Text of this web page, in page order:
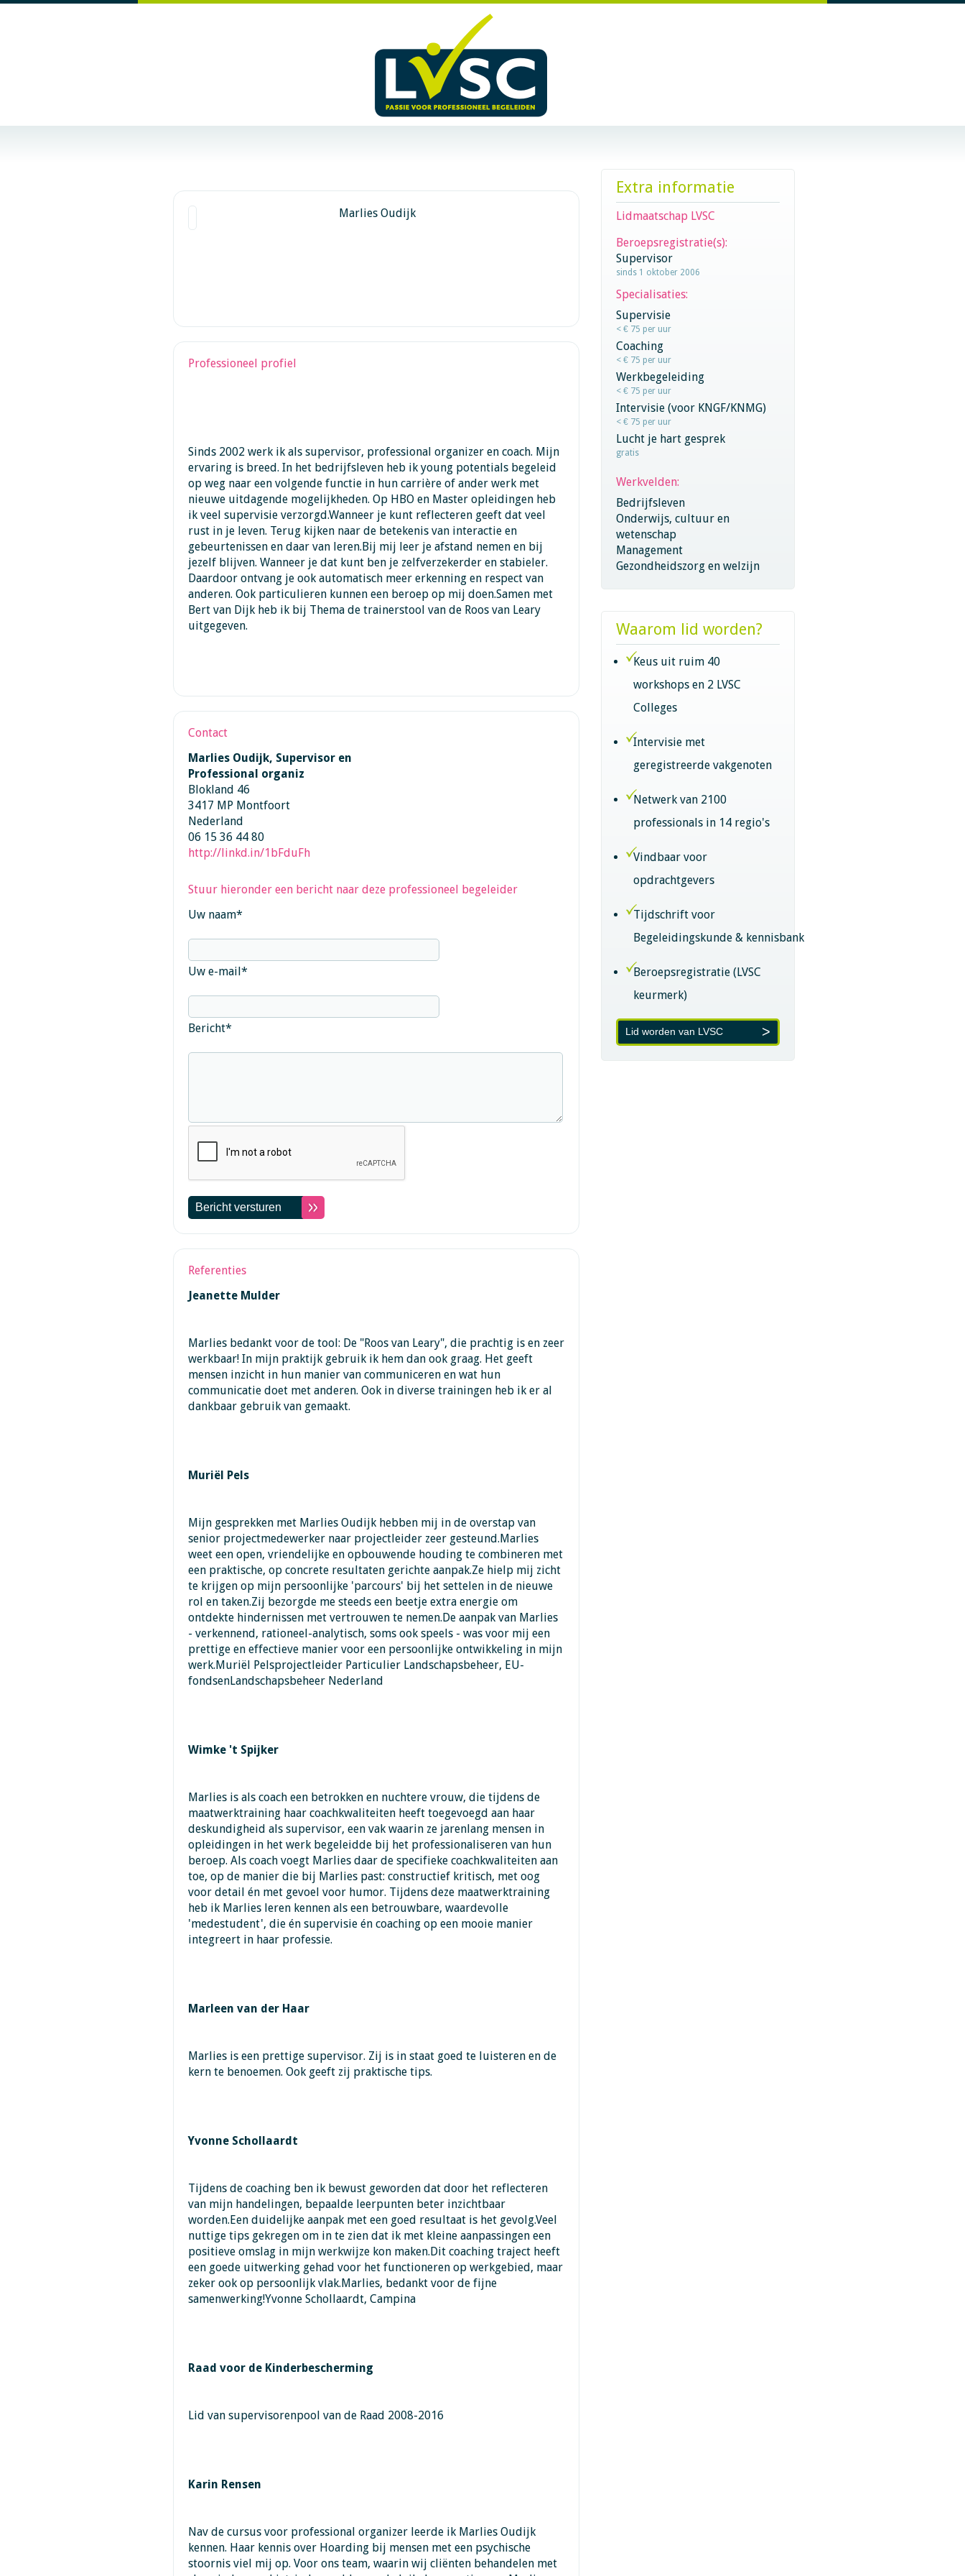
Marlies Oudijk
Professioneel profiel
Sinds 2002 werk ik als supervisor, professional organizer en coach. Mijn
ervaring is breed. In het bedrijfsleven heb ik young potentials begeleid
op weg naar een volgende functie in hun carrière of ander werk met
nieuwe uitdagende mogelijkheden. Op HBO en Master opleidingen heb
ik veel supervisie verzorgd.Wanneer je kunt reflecteren geeft dat veel
rust in je leven. Terug kijken naar de betekenis van interactie en
gebeurtenissen en daar van leren.Bij mij leer je afstand nemen en bij
jezelf blijven. Wanneer je dat kunt ben je zelfverzekerder en stabieler.
Daardoor ontvang je ook automatisch meer erkenning en respect van
anderen. Ook particulieren kunnen een beroep op mij doen.Samen met
Bert van Dijk heb ik bij Thema de trainerstool van de Roos van Leary
uitgegeven.
Contact
Marlies Oudijk, Supervisor en
Professional organiz
Blokland 46
3417 MP Montfoort
Nederland
06 15 36 44 80
http://linkd.in/1bFduFh
Stuur hieronder een bericht naar deze professioneel begeleider
Uw naam*
Uw e-mail*
Bericht*
Referenties
Jeanette Mulder
Marlies bedankt voor de tool: De "Roos van Leary", die prachtig is en zeer
werkbaar! In mijn praktijk gebruik ik hem dan ook graag. Het geeft
mensen inzicht in hun manier van communiceren en wat hun
communicatie doet met anderen. Ook in diverse trainingen heb ik er al
dankbaar gebruik van gemaakt.
Muriël Pels
Mijn gesprekken met Marlies Oudijk hebben mij in de overstap van
senior projectmedewerker naar projectleider zeer gesteund.Marlies
weet een open, vriendelijke en opbouwende houding te combineren met
een praktische, op concrete resultaten gerichte aanpak.Ze hielp mij zicht
te krijgen op mijn persoonlijke 'parcours' bij het settelen in de nieuwe
rol en taken.Zij bezorgde me steeds een beetje extra energie om
ontdekte hindernissen met vertrouwen te nemen.De aanpak van Marlies
- verkennend, rationeel-analytisch, soms ook speels - was voor mij een
prettige en effectieve manier voor een persoonlijke ontwikkeling in mijn
werk.Muriël Pelsprojectleider Particulier Landschapsbeheer, EU-
fondsenLandschapsbeheer Nederland
Wimke 't Spijker
Marlies is als coach een betrokken en nuchtere vrouw, die tijdens de
maatwerktraining haar coachkwaliteiten heeft toegevoegd aan haar
deskundigheid als supervisor, een vak waarin ze jarenlang mensen in
opleidingen in het werk begeleidde bij het professionaliseren van hun
beroep. Als coach voegt Marlies daar de specifieke coachkwaliteiten aan
toe, op de manier die bij Marlies past: constructief kritisch, met oog
voor detail én met gevoel voor humor. Tijdens deze maatwerktraining
heb ik Marlies leren kennen als een betrouwbare, waardevolle
'medestudent', die én supervisie én coaching op een mooie manier
integreert in haar professie.
Marleen van der Haar
Marlies is een prettige supervisor. Zij is in staat goed te luisteren en de
kern te benoemen. Ook geeft zij praktische tips.
Yvonne Schollaardt
Tijdens de coaching ben ik bewust geworden dat door het reflecteren
van mijn handelingen, bepaalde leerpunten beter inzichtbaar
worden.Een duidelijke aanpak met een goed resultaat is het gevolg.Veel
nuttige tips gekregen om in te zien dat ik met kleine aanpassingen een
positieve omslag in mijn werkwijze kon maken.Dit coaching traject heeft
een goede uitwerking gehad voor het functioneren op werkgebied, maar
zeker ook op persoonlijk vlak.Marlies, bedankt voor de fijne
samenwerking!Yvonne Schollaardt, Campina
Raad voor de Kinderbescherming
Lid van supervisorenpool van de Raad 2008-2016
Karin Rensen
Nav de cursus voor professional organizer leerde ik Marlies Oudijk
kennen. Haar kennis over Hoarding bij mensen met een psychische
stoornis viel mij op. Voor ons team, waarin wij cliënten behandelen met
Extra informatie
Lidmaatschap LVSC
Beroepsregistratie(s):
Supervisor
sinds 1 oktober 2006
Specialisaties:
Supervisie
< € 75 per uur
Coaching
< € 75 per uur
Werkbegeleiding
< € 75 per uur
Intervisie (voor KNGF/KNMG)
< € 75 per uur
Lucht je hart gesprek
gratis
Werkvelden:
Bedrijfsleven
Onderwijs, cultuur en
wetenschap
Management
Gezondheidszorg en welzijn
Waarom lid worden?
Keus uit ruim 40
workshops en 2 LVSC
Colleges
Intervisie met
geregistreerde vakgenoten
Netwerk van 2100
professionals in 14 regio's
Vindbaar voor
opdrachtgevers
Tijdschrift voor
Begeleidingskunde & kennisbank
Beroepsregistratie (LVSC
keurmerk)
Lid worden van LVSC